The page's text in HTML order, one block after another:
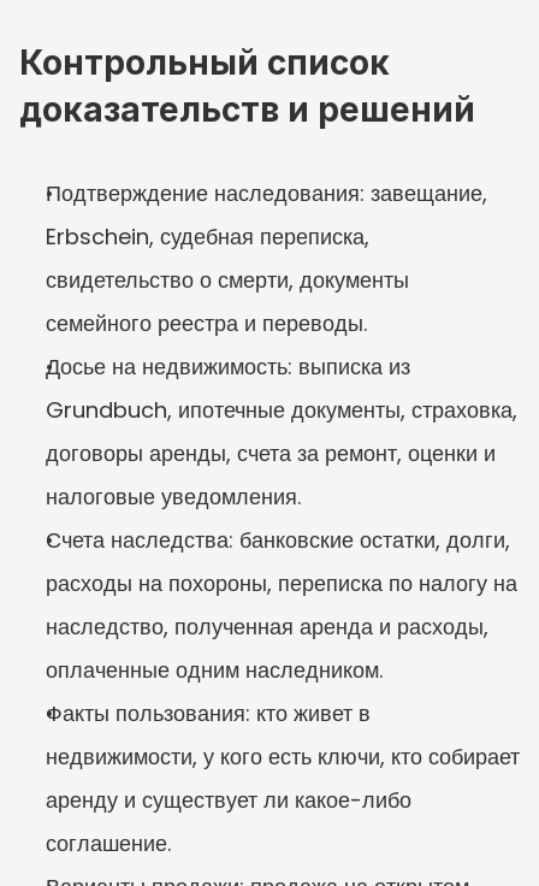
Контрольный список
доказательств и решений
Подтверждение наследования: завещание,
Erbschein, судебная переписка,
свидетельство о смерти, документы
семейного реестра и переводы.
Досье на недвижимость: выписка из
Grundbuch, ипотечные документы, страховка,
договоры аренды, счета за ремонт, оценки и
налоговые уведомления.
Счета наследства: банковские остатки, долги,
расходы на похороны, переписка по налогу на
наследство, полученная аренда и расходы,
оплаченные одним наследником.
Факты пользования: кто живет в
недвижимости, у кого есть ключи, кто собирает
аренду и существует ли какое-либо
соглашение.